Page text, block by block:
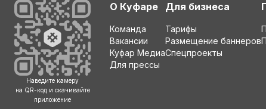
Наведите камеру
на QR-код и скачивайте
приложение
О Куфаре
Команда
Вакансии
Куфар Медиа
Для прессы
Для бизнеса
Тарифы
Размещение баннеров
Спецпроекты